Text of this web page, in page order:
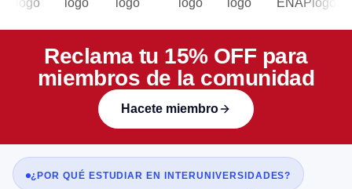
Reclama tu 15% OFF para
miembros de la comunidad
Hacete miembro
¿POR QUÉ ESTUDIAR EN INTERUNIVERSIDADES?